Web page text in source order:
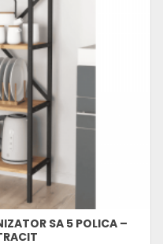
SA 5 POLICA –